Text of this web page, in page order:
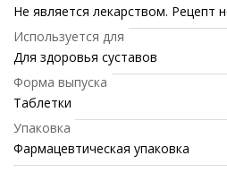
Не является лекарством. Рецепт
Используется для
Для здоровья суставов
Форма выпуска
Таблетки
Упаковка
Фармацевтическая упаковка